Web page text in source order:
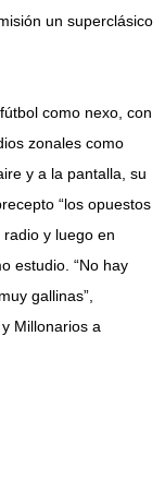
un superclásico
como nexo, con
zonales como
y a la pantalla, su
“los opuestos
y luego en
estudio. “No hay
gallinas”,
Millonarios a